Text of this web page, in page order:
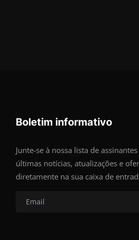
Boletim informativo
Junte-se à nossa lista de
últimas notícias, atualizações e
diretamente na sua caixa de